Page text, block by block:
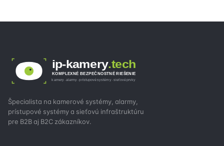
ip-kamery.tech
KOMPLEXNÉ BEZPEČNOSTNÉ RIEŠENIE
kamery · alarmy · prístupové systémy · sieťové prvky
Špecialista na kamerové systémy, alarmy,
prístupové systémy a sieťovú infraštruktúru
pre B2B aj B2C zákazníkov.